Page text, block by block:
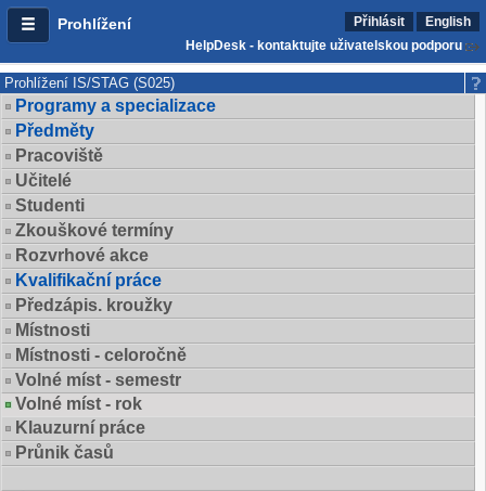
Prohlížení Přihlásit
English
HelpDesk - kontaktujte uživatelskou podporu
Prohlížení IS/STAG (S025)
Programy a specializace
Předměty
Pracoviště
Učitelé
Studenti
Zkouškové termíny
Rozvrhové akce
Kvalifikační práce
Předzápis. kroužky
Místnosti
Místnosti - celoročně
Volné míst - semestr
Volné míst - rok
Klauzurní práce
Průnik časů